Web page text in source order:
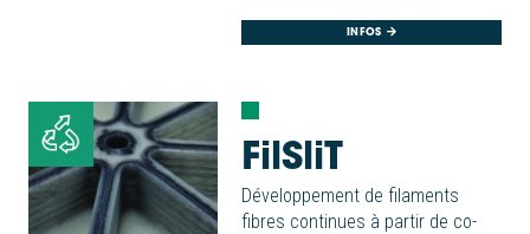
INFOS
FilSliT
Développement de filaments
fibres continues à partir de co-